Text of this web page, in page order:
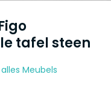
tafel steen
alles Meubels